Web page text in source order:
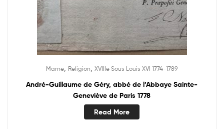
Marne Religion XVIIIe Sous Louis XVI 1774-1789
André-Guillaume de Géry, abbé de l’Abbaye Sainte-
Geneviève de Paris 1778
Read More